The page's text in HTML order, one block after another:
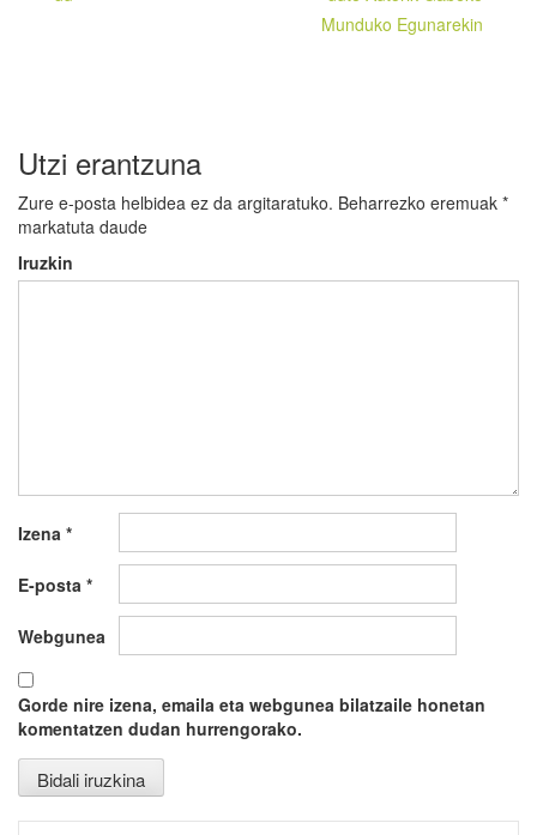
Munduko Egunarekin
Utzi erantzuna
Zure e-posta helbidea ez da argitaratuko. Beharrezko eremuak *
markatuta daude
Iruzkin
Izena *
E-posta *
Webgunea
Gorde nire izena, emaila eta webgunea bilatzaile honetan
komentatzen dudan hurrengorako.